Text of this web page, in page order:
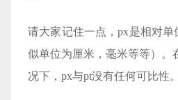
请大家记住一点，px是相对
似单位为厘米，毫米等等）。
况下，px与pt没有任何可比性。